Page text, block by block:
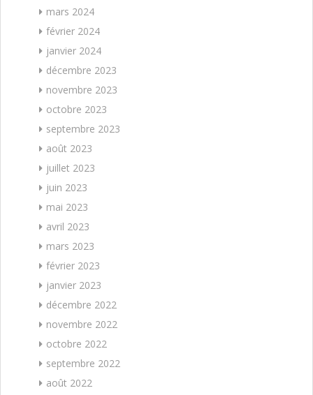
mars 2024
février 2024
janvier 2024
décembre 2023
novembre 2023
octobre 2023
septembre 2023
août 2023
juillet 2023
juin 2023
mai 2023
avril 2023
mars 2023
février 2023
janvier 2023
décembre 2022
novembre 2022
octobre 2022
septembre 2022
août 2022